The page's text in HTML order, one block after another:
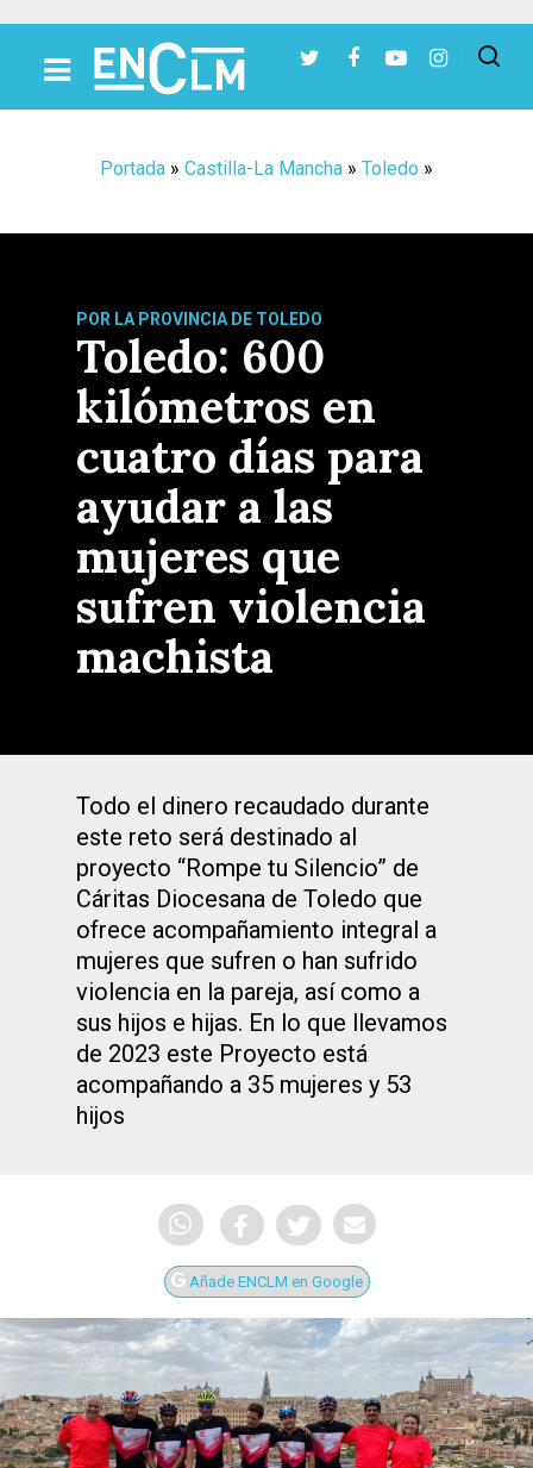
Portada » Castilla-La Mancha » Toledo »
POR LA PROVINCIA DE TOLEDO
Toledo: 600
kilómetros en
cuatro días para
ayudar a las
mujeres que
sufren violencia
machista
Todo el dinero recaudado durante
este reto será destinado al
proyecto “Rompe tu Silencio” de
Cáritas Diocesana de Toledo que
ofrece acompañamiento integral a
mujeres que sufren o han sufrido
violencia en la pareja, así como a
sus hijos e hijas. En lo que llevamos
de 2023 este Proyecto está
acompañando a 35 mujeres y 53
hijos
Añade ENCLM en Google